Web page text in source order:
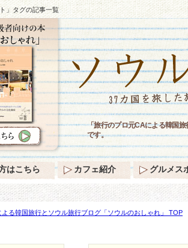
」タグの記事一覧
る韓国旅行とソウル旅行ブログ「ソウルのおしゃれ」 TOP
「旅行のプロ元CAによる韓国
です。
はこちら カフェ紹介 グルメス